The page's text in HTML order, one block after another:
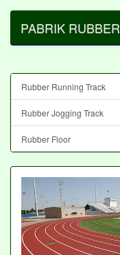
PABRIK RUBBER
Rubber Running Track
Rubber Jogging Track
Rubber Floor